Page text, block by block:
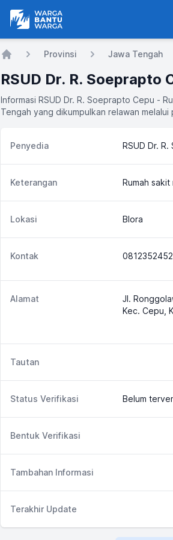
Warga Bantu Warga
Provinsi Jawa Tengah
RSUD Dr. R. Soeprapto
Informasi RSUD Dr. R. Soeprapto Cepu -
Tengah yang dikumpulkan relawan
Penyedia RSUD Dr.
Keterangan Rumah
Lokasi Blora
Kontak
Alamat
Jl.
Kec. Cepu,
Tautan
Status Verifikasi Belum
Bentuk Verifikasi
Tambahan Informasi
Terakhir Update